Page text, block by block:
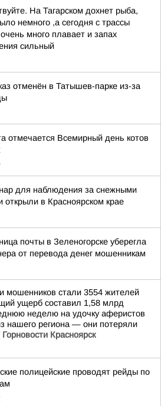
На Тагарском дохнет рыба,
немного ,а сегодня с трассы
много плавает и запах
сильный
отменён в Татышев-парке из-за
отмечается Всемирный день котов
для наблюдения за снежными
открыли в Красноярском крае
почты в Зеленогорске уберегла
от перевода денег мошенникам
мошенников стали 3554 жителей
ущерб составил 1,58 млрд
неделю на удочку аферистов
нашего региона — они потеряли
Горновости Красноярск
полицейские проводят рейды по